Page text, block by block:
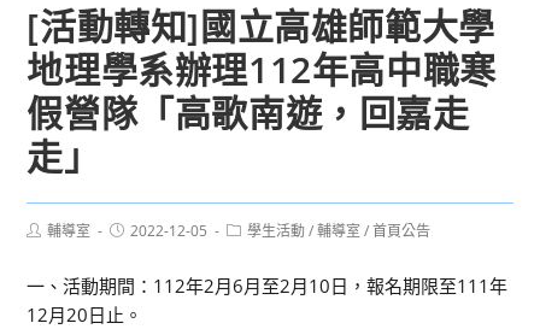
[活動轉知]國立高雄師範大學
地理學系辦理112年高中職寒
假營隊「高歌南遊，回嘉走
走」
Post輔導室
Post2022-12-05
Post學生活動 / 輔導室 / 首頁公告
一、活動期間：112年2月6月至2月10日，報名期限至111年
12月20日止。